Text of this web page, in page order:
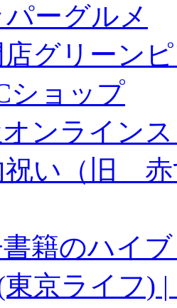
ーグルメ
店グリーン
ショップ
ンライン
い（旧 赤
籍のハイ
東京ライフ)